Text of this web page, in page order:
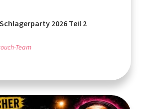
2026 Teil 2
Team